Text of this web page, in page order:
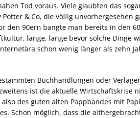
Tod voraus. Viele glaubten das
& Co, die völlig unvorhergesehen
den 90ern bangte man bereits in den
lange, lange bevor solche Dinge
schon wenig länger als zehn
Buchhandlungen oder
ist die aktuelle Wirtschaftskrise
des guten alten Pappbandes mit
Schon möglich, dass die